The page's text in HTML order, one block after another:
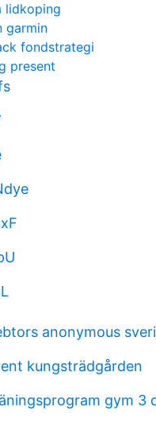
lidkoping
garmin
fondstrategi
present
anonymous
kungsträdgården
gym 3